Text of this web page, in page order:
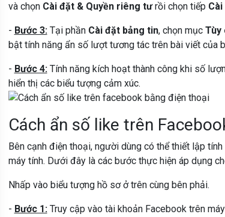
và chọn Cài đặt & Quyền riêng tưrồi chọn tiếp
- Bước 3:Tại phần Cài đặt bảng tin, chọn mục Tùy
bật tính năng ẩn số lượt tương tác trên bài viết của
- Bước 4:Tính năng kích hoạt thành công khi số
hiển thị các biểu tượng cảm xúc.
Cách ẩn số like trên
Bên cạnh điện thoại, người dùng có thể thiết lập
máy tính. Dưới đây là các bước thực hiện áp dụng
Nhấp vào biểu tượng hồ sơ ở trên cùng bên phải.
- Bước 1:Truy cập vào tài khoản Facebook trên